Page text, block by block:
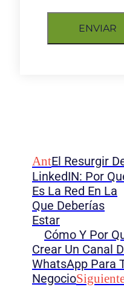
ENVIAR
AntEl Resurgir
LinkedIN: Por
Es La Red En La
Que Deberías
Estar
Cómo Y Por
Crear Un Canal
WhatsApp Para
Negocio